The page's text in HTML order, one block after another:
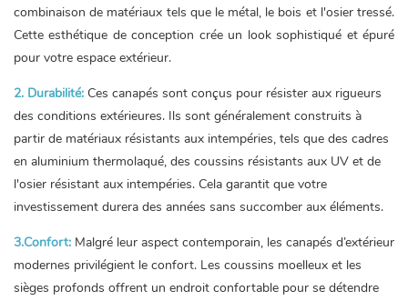
combinaison de matériaux tels que le métal, le bois et l'osier tressé.
Cette esthétique de conception crée un look sophistiqué et épuré
pour votre espace extérieur.
2. Durabilité: Ces canapés sont conçus pour résister aux rigueurs
des conditions extérieures. Ils sont généralement construits à
partir de matériaux résistants aux intempéries, tels que des cadres
en aluminium thermolaqué, des coussins résistants aux UV et de
l'osier résistant aux intempéries. Cela garantit que votre
investissement durera des années sans succomber aux éléments.
3.Confort: Malgré leur aspect contemporain, les canapés d’extérieur
modernes privilégient le confort. Les coussins moelleux et les
sièges profonds offrent un endroit confortable pour se détendre